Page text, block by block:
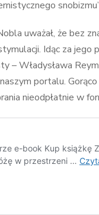
uważał, że bez
Idąc za jego
– Władysława
portalu. Gorąco
nieodpłatnie w